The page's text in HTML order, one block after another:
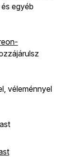
egyéb
véleménnyel